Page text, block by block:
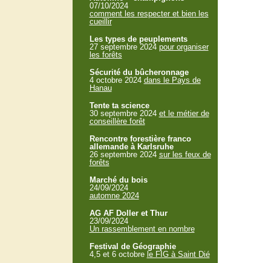
07/10/2024
comment les respecter et bien les
cueillir
Les types de peuplements
27 septembre 2024 pour organiser
les forêts
Sécurité du bûcheronnage
4 octobre 2024 dans le Pays de
Hanau
Tente ta science
30 septembre 2024 et le métier de
conseillère forêt
Rencontre forestière franco
allemande à Karlsruhe
26 septembre 2024 sur les feux de
forêts
Marché du bois
24/09/2024
automne 2024
AG AF Doller et Thur
23/09/2024
Un rassemblement en nombre
Festival de Géographie
4,5 et 6 octobre le FIG à Saint Dié